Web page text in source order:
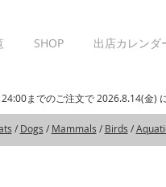
SHOP 出店カレンダ
までのご注文で 2026.8.14(金)
/ Dogs / Mammals / Birds /